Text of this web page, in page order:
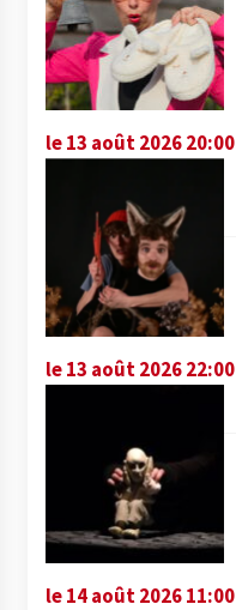
le 13 août 2026 20:00
le 13 août 2026 22:00
le 14 août 2026 11:00